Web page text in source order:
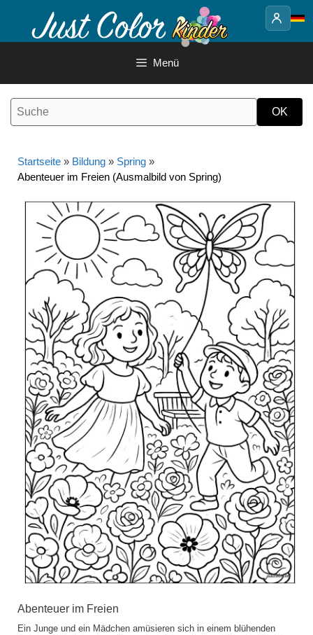
Inhalt
Menü
Startseite » Bildung » Spring »
Abenteuer im Freien (Ausmalbild von Spring)
Abenteuer im Freien
Ein Junge und ein Mädchen amüsieren sich in einem blühenden